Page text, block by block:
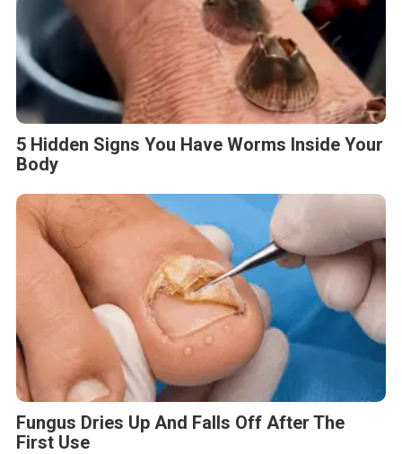
5 Hidden Signs You Have Worms Inside Your
Body
Fungus Dries Up And Falls Off After The
First Use